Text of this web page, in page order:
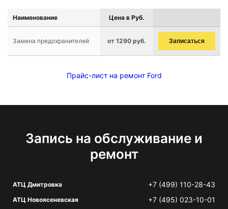
Наименование Цена в Руб.
Замена предохранителей от 1290 руб. Записаться
Прайс-лист на ремонт Ford
Запись на обслуживание и
ремонт
АТЦ Дмитровка +7 (499) 110-28-43
АТЦ Новоясеневская +7 (495) 023-10-01